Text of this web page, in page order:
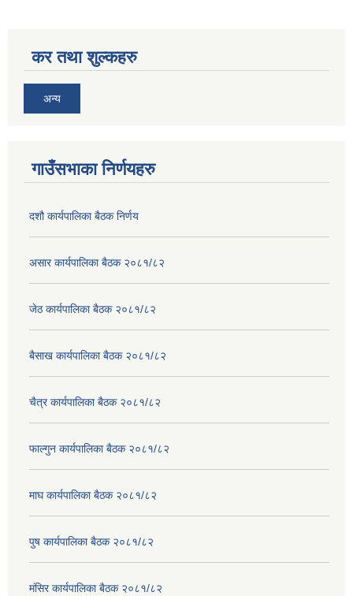
कर तथा शुल्कहरु
अन्य
गाउँसभाका निर्णयहरु
दशौ कार्यपालिका बैठक निर्णय
असार कार्यपालिका बैठक २०८१/८२
जेठ कार्यपालिका बैठक २०८१/८२
बैसाख कार्यपालिका बैठक २०८१/८२
चैत्र कार्यपालिका बैठक २०८१/८२
फाल्गुन कार्यपालिका बैठक २०८१/८२
माघ कार्यपालिका बैठक २०८१/८२
पुष कार्यपालिका बैठक २०८१/८२
मंसिर कार्यपालिका बैठक २०८१/८२